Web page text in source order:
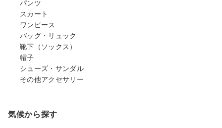
パンツ
スカート
ワンピース
バッグ・リュック
靴下（ソックス）
帽子
シューズ・サンダル
その他アクセサリー
気候から探す